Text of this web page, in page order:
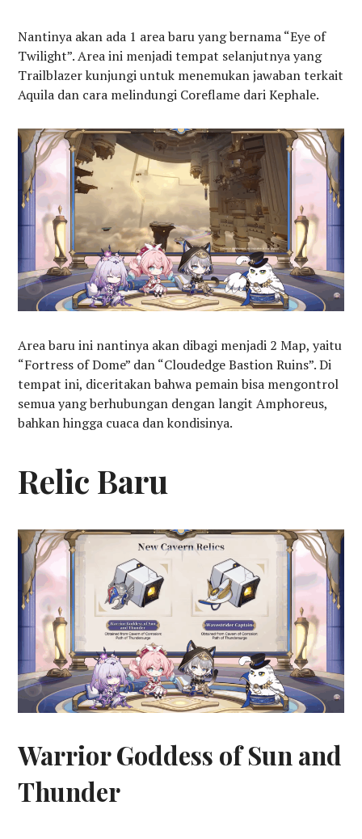
Nantinya akan ada 1 area baru yang bernama “Eye of
Twilight”. Area ini menjadi tempat selanjutnya yang
Trailblazer kunjungi untuk menemukan jawaban terkait
Aquila dan cara melindungi Coreflame dari Kephale.
Area baru ini nantinya akan dibagi menjadi 2 Map, yaitu
“Fortress of Dome” dan “Cloudedge Bastion Ruins”. Di
tempat ini, diceritakan bahwa pemain bisa mengontrol
semua yang berhubungan dengan langit Amphoreus,
bahkan hingga cuaca dan kondisinya.
Relic Baru
Warrior Goddess of Sun and
Thunder